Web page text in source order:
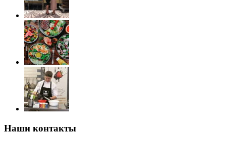
Наши контакты